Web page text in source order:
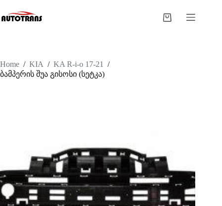
Home / KIA / KA R-i-o 17-21
/
ბამპერის შუა გისოსი (სეტკა)